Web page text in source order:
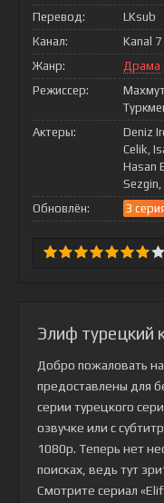
Перевод:
LKsub
Канал:
Kanal 7
Жанр:
Драма
Режиссер:
Актеры:
Deniz
Celik,
Hasan
Обновлён:
3
Элиф турецкий
Добро пожаловать
предоставлены для
серии турецкого
озвучке или с
1080p. Теперь нет
поисках, ведь тут
Смотрите сериал